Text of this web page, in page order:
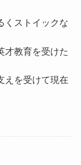
くストイックな
才教育を受けた
えを受けて現在